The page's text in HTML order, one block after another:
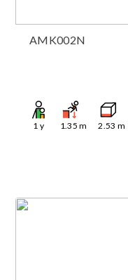
AMK002N
1 y 1.35 m 2.53 m